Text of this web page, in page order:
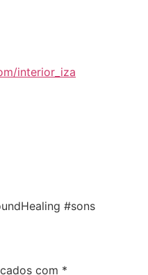
interior_iza
#sons
com *